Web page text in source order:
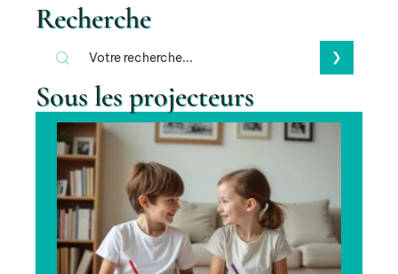
Recherche
Sous les projecteurs